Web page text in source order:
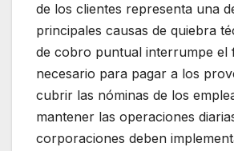
de los clientes representa una
principales causas de quiebra
de cobro puntual interrumpe el
necesario para pagar a los
cubrir las nóminas de los
mantener las operaciones
corporaciones deben